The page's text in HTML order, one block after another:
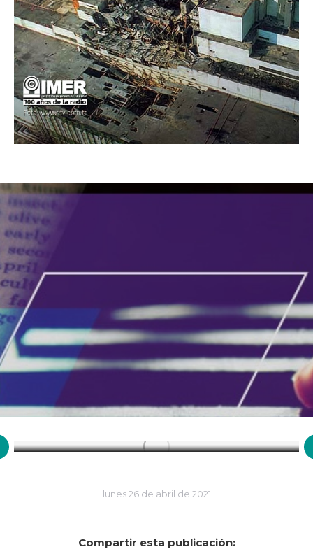
31 de marzo de 1727: Fallece el
matemático y físico Isaac Newton
Efemérides,Marzo
lunes 26 de abril de 2021
Compartir esta publicación: